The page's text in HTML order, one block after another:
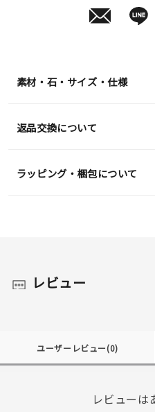
素材・石・サイズ・仕様
返品交換について
ラッピング・梱包について
レビュー
ユーザーレビュー(0)
レビューは